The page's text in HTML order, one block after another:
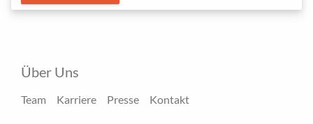
Über Uns
Team Karriere Presse Kontakt